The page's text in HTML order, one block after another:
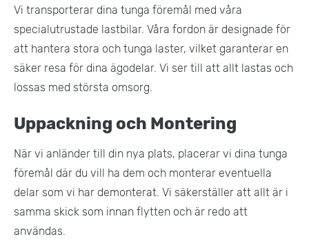
Vi transporterar dina tunga föremål med våra
specialutrustade lastbilar. Våra fordon är designade för
att hantera stora och tunga laster, vilket garanterar en
säker resa för dina ägodelar. Vi ser till att allt lastas och
lossas med största omsorg.
Uppackning och Montering
När vi anländer till din nya plats, placerar vi dina tunga
föremål där du vill ha dem och monterar eventuella
delar som vi har demonterat. Vi säkerställer att allt är i
samma skick som innan flytten och är redo att
användas.